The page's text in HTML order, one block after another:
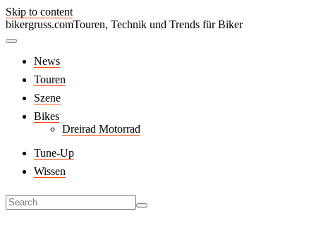
Skip to content
bikergruss.comTouren, Technik und Trends für Biker
News
Touren
Szene
Bikes
Dreirad Motorrad
Tune-Up
Wissen